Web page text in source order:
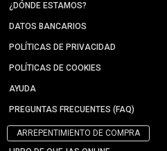
¿DÓNDE ESTAMOS?
DATOS BANCARIOS
POLÍTICAS DE PRIVACIDAD
POLÍTICAS DE COOKIES
AYUDA
PREGUNTAS FRECUENTES (FAQ)
ARREPENTIMIENTO DE COMPRA